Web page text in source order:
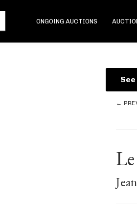
ONGOING AUCTIONS
←